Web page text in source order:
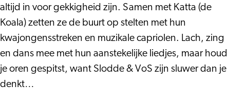
Kleuter
Pret
altijd in voor gekkigheid zijn. Samen met Katta (de
Koala) zetten ze de buurt op stelten met hun
kwajongensstreken en muzikale capriolen. Lach, zing
en dans mee met hun aanstekelijke liedjes, maar houd
je oren gespitst, want Slodde & VoS zijn sluwer dan je
denkt…